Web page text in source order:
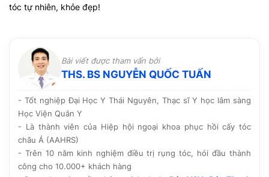
tóc tự nhiên, khỏe đẹp!
Bài viết được tham vấn bởi
THS. BS NGUYỄN QUỐC TUẤN
- Tốt nghiệp Đại Học Y Thái Nguyên, Thạc sĩ Y học lâm sàng
Học Viện Quân Y
- Là thành viên của Hiệp hội ngoại khoa phục hồi cấy tóc
châu Á (AAHRS)
- Trên 10 năm kinh nghiệm điều trị rụng tóc, hói đầu thành
công cho 10.000+ khách hàng